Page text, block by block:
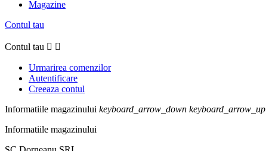
Magazine
Contul tau
Contul tau  
Urmarirea comenzilor
Autentificare
Creeaza contul
Informatiile magazinului keyboard_arrow_down keyboard_arrow_up
Informatiile magazinului